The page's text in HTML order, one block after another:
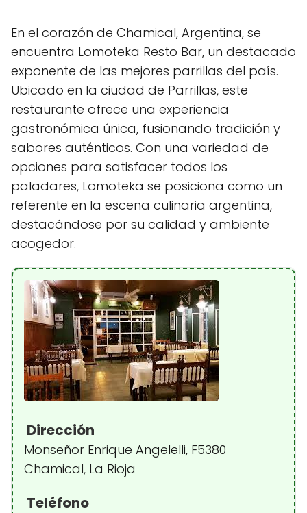
En el corazón de Chamical, Argentina, se
encuentra Lomoteka Resto Bar, un destacado
exponente de las mejores parrillas del país.
Ubicado en la ciudad de Parrillas, este
restaurante ofrece una experiencia
gastronómica única, fusionando tradición y
sabores auténticos. Con una variedad de
opciones para satisfacer todos los
paladares, Lomoteka se posiciona como un
referente en la escena culinaria argentina,
destacándose por su calidad y ambiente
acogedor.
Dirección
Monseñor Enrique Angelelli, F5380
Chamical, La Rioja
Teléfono